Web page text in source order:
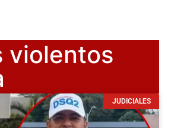
violentos
JUDICIALES